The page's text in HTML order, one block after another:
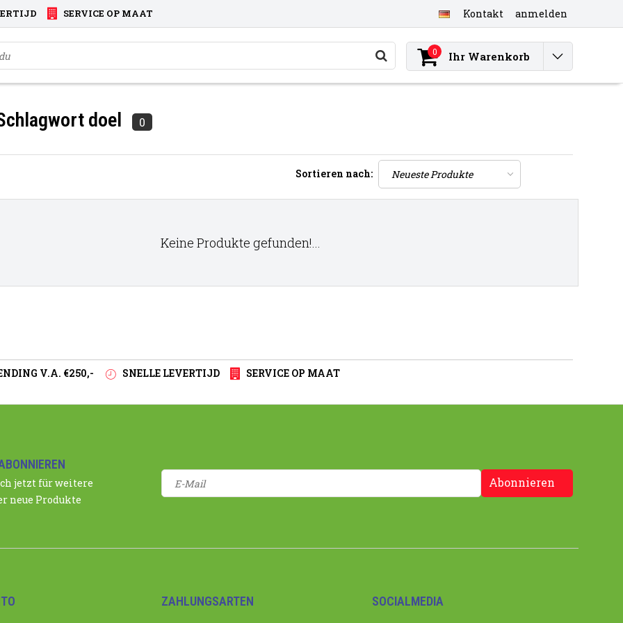
SERVICE OP MAAT Kontakt anmelden
0 Ihr Warenkorb
doel 0
Sortieren nach:
Keine Produkte gefunden!...
V.A. €250,- SNELLE LEVERTIJD SERVICE OP MAAT
jetzt für weitere
neue Produkte
Abonnieren
ZAHLUNGSARTEN SOCIALMEDIA